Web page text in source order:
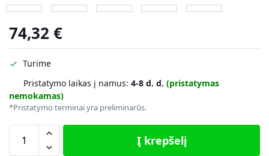
74,32 €
Turime
Pristatymo laikas į namus: 4-8 d. d. (pristatymas
nemokamas)
*Pristatymo terminai yra preliminarūs.
Į krepšelį